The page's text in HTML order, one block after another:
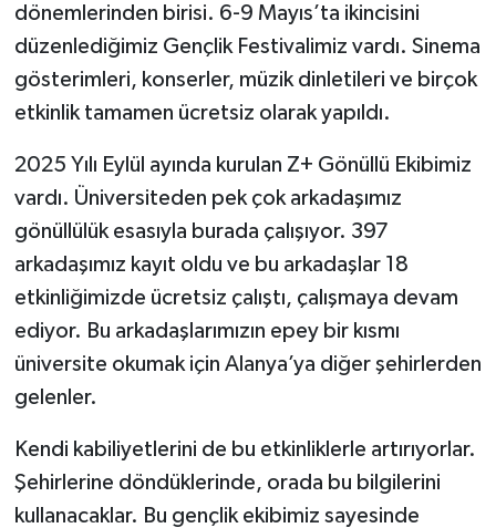
dönemlerinden birisi. 6-9 Mayıs’ta ikincisini
düzenlediğimiz Gençlik Festivalimiz vardı. Sinema
gösterimleri, konserler, müzik dinletileri ve birçok
etkinlik tamamen ücretsiz olarak yapıldı.
2025 Yılı Eylül ayında kurulan Z+ Gönüllü Ekibimiz
vardı. Üniversiteden pek çok arkadaşımız
gönüllülük esasıyla burada çalışıyor. 397
arkadaşımız kayıt oldu ve bu arkadaşlar 18
etkinliğimizde ücretsiz çalıştı, çalışmaya devam
ediyor. Bu arkadaşlarımızın epey bir kısmı
üniversite okumak için Alanya’ya diğer şehirlerden
gelenler.
Kendi kabiliyetlerini de bu etkinliklerle artırıyorlar.
Şehirlerine döndüklerinde, orada bu bilgilerini
kullanacaklar. Bu gençlik ekibimiz sayesinde